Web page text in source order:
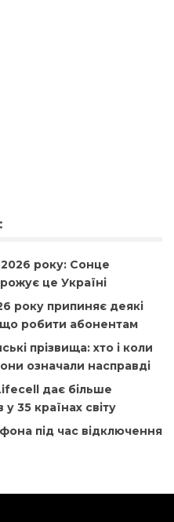
року: Сонце
це Україні
року припиняє деякі
що робити абонентам
прізвища: хто і коли
означали насправді
дає більше
35 країнах світу
під час відключення